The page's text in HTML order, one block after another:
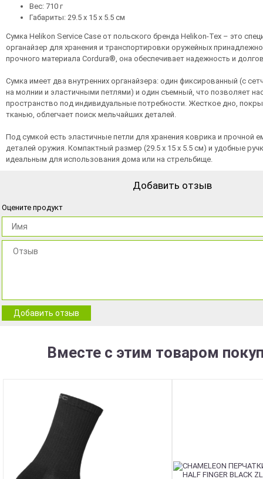
Вес: 710 г
Габариты: 29.5 x 15 x 5.5 см
Сумка Helikon Service Case от польского бренда Helikon-Tex – это
органайзер для хранения и транспортировки оружейных
прочного материала Cordura®, она обеспечивает надежность и
Сумка имеет два внутренних органайзера: один фиксированный (с
на молнии и эластичными петлями) и один съемный, что позволяет
пространство под индивидуальные потребности. Жесткое дно,
тканью, облегчает поиск мельчайших деталей.
Под сумкой есть эластичные петли для хранения коврика и прочной
деталей оружия. Компактный размер (29.5 x 15 x 5.5 см) и удобные
идеальным для использования дома или на стрельбище.
Добавить отзыв
Оцените продукт
Добавить отзыв
Вместе с этим товаром